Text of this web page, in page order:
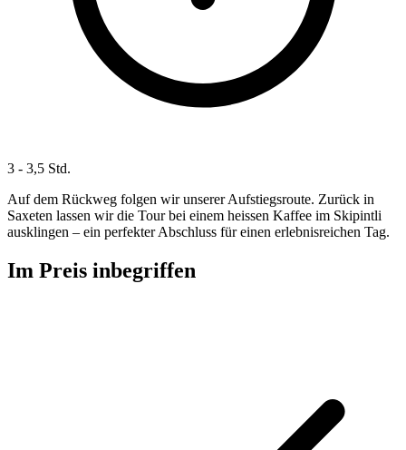
3 - 3,5 Std.
Auf dem Rückweg folgen wir unserer Aufstiegsroute. Zurück in
Saxeten lassen wir die Tour bei einem heissen Kaffee im Skipintli
ausklingen – ein perfekter Abschluss für einen erlebnisreichen Tag.
Im Preis inbegriffen